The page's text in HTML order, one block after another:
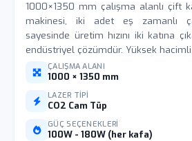
1000×1350 mm çalışma alanlı çift
makinesi, iki adet eş zamanlı
sayesinde üretim hızını iki katına
endüstriyel çözümdür. Yüksek
ÇALIŞMA ALANI
1000 × 1350 mm
LAZER TIPI
CO2 Cam Tüp
GÜÇ SEÇENEKLERI
100W - 180W (her kafa)